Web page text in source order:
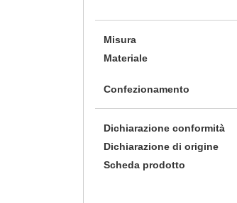
Misura
Materiale
Confezionamento
Dichiarazione conformità
Dichiarazione di origine
Scheda prodotto